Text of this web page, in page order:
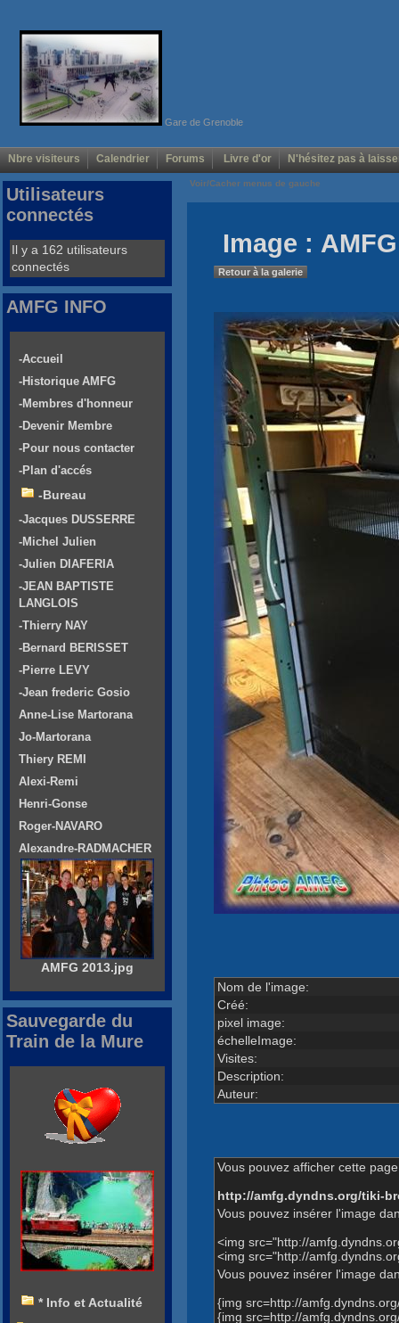
Gare de Grenoble
Nbre visiteurs Calendrier Forums Livre d'or N'hésitez pas à
Voir/Cacher menus de gauche
Image :
Retour à la galerie
Nom de l'image:
Créé:
pixel image:
échelleImage:
Visites:
Description:
Auteur:
Vous pouvez afficher cette
http://amfg.dyndns.org/tiki-
Vous pouvez insérer l'image
<img src="http://
<img src="http://
Vous pouvez insérer l'image
{img src=http://
{img src=http://
Utilisateurs
connectés
Il y a 162 utilisateurs
connectés
AMFG INFO
-Accueil
-Historique AMFG
-Membres d'honneur
-Devenir Membre
-Pour nous contacter
-Plan d'accés
-Bureau
-Jacques DUSSERRE
-Michel Julien
-Julien DIAFERIA
-JEAN BAPTISTE
LANGLOIS
-Thierry NAY
-Bernard BERISSET
-Pierre LEVY
-Jean frederic Gosio
Anne-Lise Martorana
Jo-Martorana
Thiery REMI
Alexi-Remi
Henri-Gonse
Roger-NAVARO
Alexandre-RADMACHER
AMFG 2013.jpg
Sauvegarde du
Train de la Mure
* Info et Actualité